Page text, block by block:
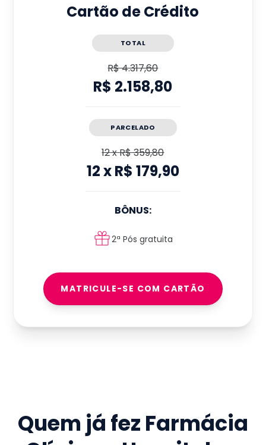
Cartão de Crédito
TOTAL
R$ 4.317,60
R$ 2.158,80
PARCELADO
12xR$ 359,80
12xR$ 179,90
BÔNUS:
2ª Pós gratuita
MATRICULE-SE COM CARTÃO
Quem já fez Farmácia